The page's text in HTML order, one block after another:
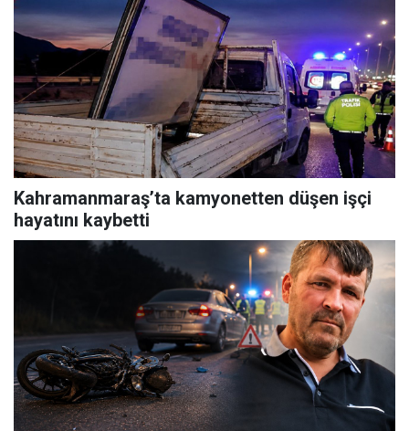
Kahramanmaraş’ta kamyonetten düşen işçi
hayatını kaybetti